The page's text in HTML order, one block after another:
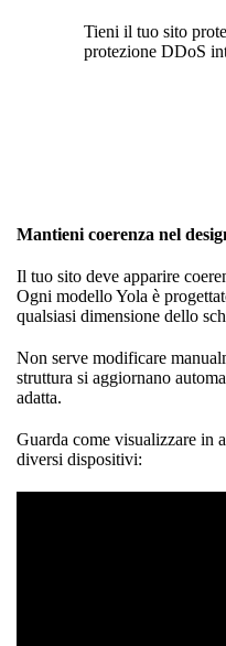
Tieni il tuo sito
protezione DDoS
Mantieni coerenza nel
Il tuo sito deve apparire
Ogni modello Yola è
qualsiasi dimensione dello
Non serve modificare
struttura si aggiornano
adatta.
Guarda come visualizzare in
diversi dispositivi: